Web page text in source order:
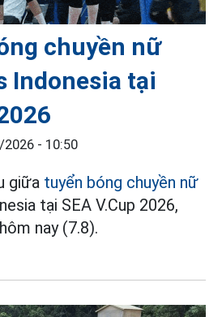
chuyền nữ
Indonesia tại
- 10:50
giữa tuyển bóng chuyền nữ
tại SEA V.Cup 2026,
nay (7.8).